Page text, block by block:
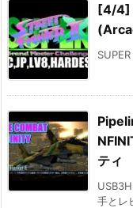
[4/4]
ティ
手とレ